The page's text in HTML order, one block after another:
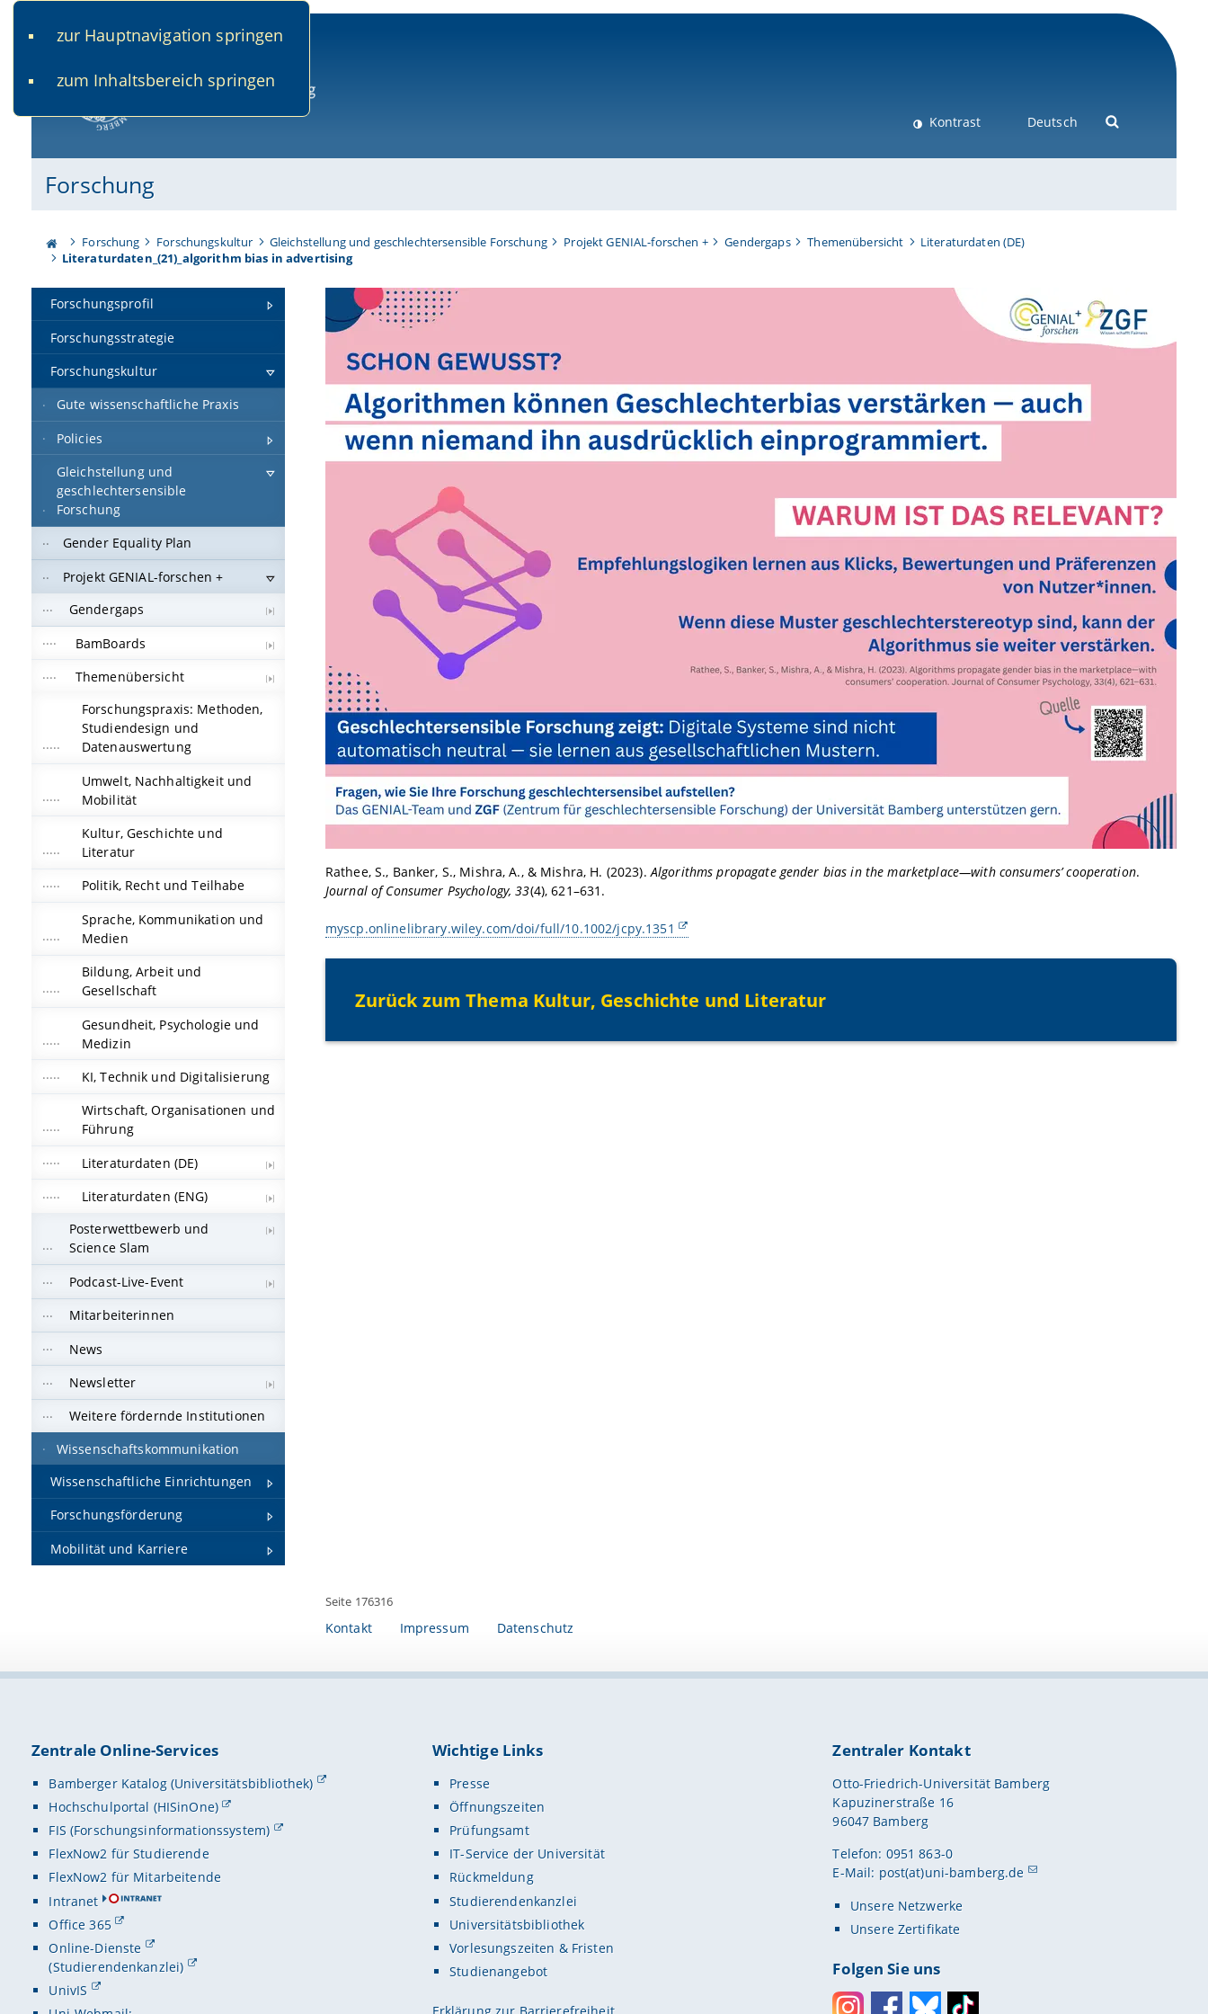
zur Hauptnavigation springen
zum Inhaltsbereich springen
Kontrast Deutsch
Forschung
Forschung Forschungskultur Gleichstellung und geschlechtersensible Forschung Projekt GENIAL-forschen + Gendergaps Themenübersicht
Literaturdaten (DE)
Literaturdaten_(21)_algorithm bias in advertising
Forschungsprofil
Forschungsstrategie
Forschungskultur
Gute wissenschaftliche Praxis
Policies
Gleichstellung und
geschlechtersensible
Forschung
Gender Equality Plan
Projekt GENIAL-forschen +
Gendergaps
BamBoards
Themenübersicht
Forschungspraxis: Methoden,
Studiendesign und
Datenauswertung
Umwelt, Nachhaltigkeit und
Mobilität
Kultur, Geschichte und
Literatur
Politik, Recht und Teilhabe
Sprache, Kommunikation und
Medien
Bildung, Arbeit und
Gesellschaft
Gesundheit, Psychologie und
Medizin
KI, Technik und Digitalisierung
Wirtschaft, Organisationen und
Führung
Literaturdaten (DE)
Literaturdaten (ENG)
Posterwettbewerb und
Science Slam
Podcast-Live-Event
Mitarbeiterinnen
News
Newsletter
Weitere fördernde Institutionen
Wissenschaftskommunikation
Wissenschaftliche Einrichtungen
Forschungsförderung
Mobilität und Karriere
Rathee, S., Banker, S., Mishra, A., & Mishra, H. (2023).Algorithms propagate gender bias in the marketplace—with consumers’ cooperation.
Journal of Consumer Psychology, 33(4), 621–631.
myscp.onlinelibrary.wiley.com/doi/full/10.1002/jcpy.1351
Zurück zum Thema Kultur, Geschichte und Literatur
Seite 176316
Kontakt Impressum Datenschutz
Zentrale Online-Services
Bamberger Katalog (Universitätsbibliothek)
Hochschulportal (HISinOne)
FIS (Forschungsinformationssystem)
FlexNow2 für Studierende
FlexNow2 für Mitarbeitende
Intranet
Office 365
Online-Dienste
(Studierendenkanzlei)
UnivIS
Wichtige Links
Presse
Öffnungszeiten
Prüfungsamt
IT-Service der Universität
Rückmeldung
Studierendenkanzlei
Universitätsbibliothek
Vorlesungszeiten & Fristen
Studienangebot
Zentraler Kontakt
Otto-Friedrich-Universität Bamberg
Kapuzinerstraße 16
96047 Bamberg
Telefon: 0951 863-0
E-Mail: post(at)uni-bamberg.de
Unsere Netzwerke
Unsere Zertifikate
Folgen Sie uns